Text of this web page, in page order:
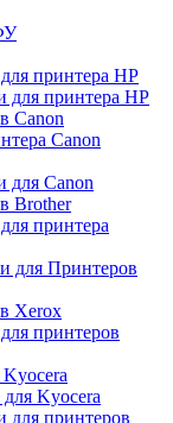
принтера HP
для принтера HP
Сanon
Сanon
для Сanon
Brother
принтера
для Принтеров
Xerox
принтеров
Kyocera
для принтеров